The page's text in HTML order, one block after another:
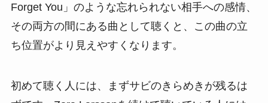
Forget You」のような忘れられない相手への感情、
その両方の間にある曲として聴くと、この曲の立
ち位置がより見えやすくなります。
初めて聴く人には、まずサビのきらめきが残るは